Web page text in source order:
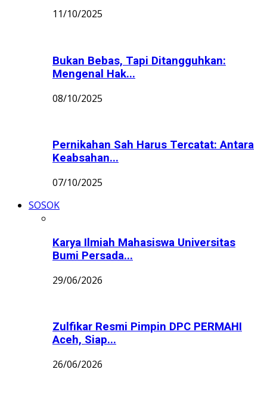
11/10/2025
Bukan Bebas, Tapi Ditangguhkan:
Mengenal Hak...
08/10/2025
Pernikahan Sah Harus Tercatat: Antara
Keabsahan...
07/10/2025
SOSOK
Karya Ilmiah Mahasiswa Universitas
Bumi Persada...
29/06/2026
Zulfikar Resmi Pimpin DPC PERMAHI
Aceh, Siap...
26/06/2026